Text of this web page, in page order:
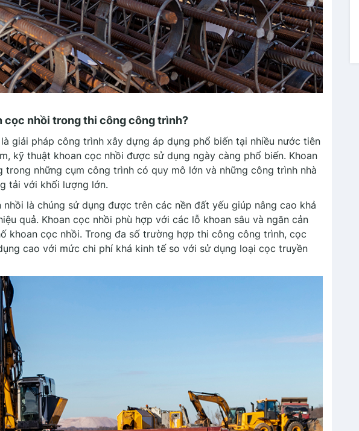
cọc nhồi trong thi công công trình?
giải pháp công trình xây dựng áp dụng phổ biến tại nhiều nước tiên
kỹ thuật khoan cọc nhồi được sử dụng ngày càng phổ biến. Khoan
trong những cụm công trình có quy mô lớn và những công trình nhà
tải với khối lượng lớn.
là chúng sử dụng được trên các nền đất yếu giúp nâng cao khả
quả. Khoan cọc nhồi phù hợp với các lỗ khoan sâu và ngăn cản
khoan cọc nhồi. Trong đa số trường hợp thi công công trình, cọc
cao với mức chi phí khá kinh tế so với sử dụng loại cọc truyền